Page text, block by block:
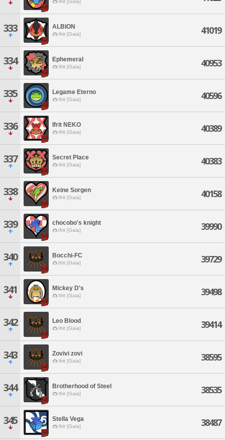
Ifrit [Gaia]
333 ALBION
Ifrit [Gaia] 41019
334 Ephemeral
Ifrit [Gaia] 40953
335 Legame Eterno
Ifrit [Gaia] 40596
336 Ifrit NEKO
Ifrit [Gaia] 40389
337 Secret Place
Ifrit [Gaia] 40383
338 Keine Sorgen
Ifrit [Gaia] 40158
339 chocobo's knight
Ifrit [Gaia] 39990
340 Bocchi-FC
Ifrit [Gaia] 39729
341 Mickey D's
Ifrit [Gaia] 39498
342 Leo Blood
Ifrit [Gaia] 39414
343 Zovivi zovi
Ifrit [Gaia] 38595
344 Brotherhood of Steel
Ifrit [Gaia] 38535
345 Stella Vega
Ifrit [Gaia] 38487